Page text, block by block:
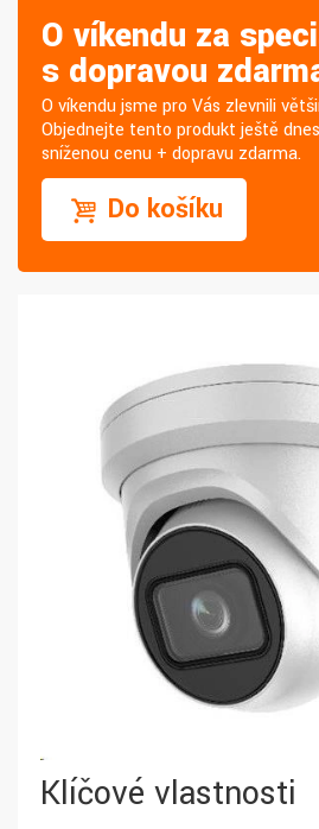
O víkendu za
s dopravou
O víkendu jsme pro Vás zlevnili
Objednejte tento produkt ještě
sníženou cenu + dopravu zdarma.
Do košíku
Klíčové vlastnosti